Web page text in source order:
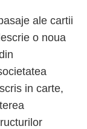
ale cartii
o noua
in carte,